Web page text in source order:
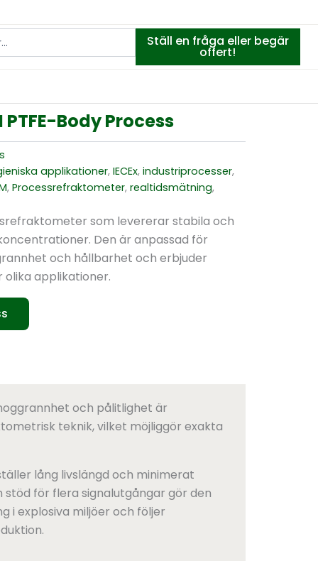
Ställ en fråga eller begär
offert!
Body Process
applikationer, IECEx, industriprocesser,
, Processrefraktometer, realtidsmätning,
som levererar stabila och
Den är anpassad för
och hållbarhet och erbjuder
applikationer.
och pålitlighet är
teknik, vilket möjliggör exakta
lång livslängd och minimerat
för flera signalutgångar gör den
i explosiva miljöer och följer